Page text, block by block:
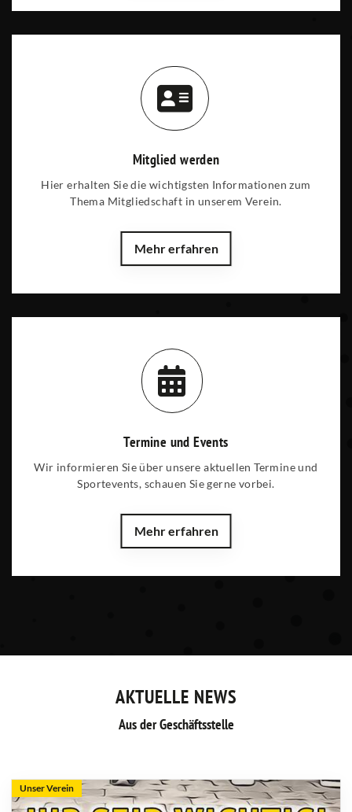
Mitglied werden
Hier erhalten Sie die wichtigsten Informationen zum
Thema Mitgliedschaft in unserem Verein.
Mehr erfahren
Termine und Events
Wir informieren Sie über unsere aktuellen Termine und
Sportevents, schauen Sie gerne vorbei.
Mehr erfahren
AKTUELLE NEWS
Aus der Geschäftsstelle
Unser Verein